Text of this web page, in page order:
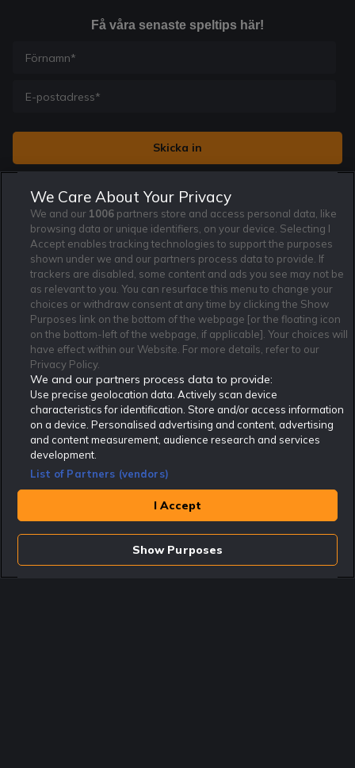
Få våra senaste speltips här!
Jag vill få nyhetsbrev från Rekatochklart och jag är 18+. Regler
och villkor gäller. *
Rekatochklart.com är Sveriges ledande betting-community. 2017 nominerades
Rekatochklart som en av världens bästa spelinformations-sajter på spelbranschens egen
Oscarsgala EGR Awards.
Rekatochklart är oberoende och ej knutet till något specifikt spelbolag. Här hittar du
speltips, unika insättningsbonusar och erbjudanden från de största och mest seriösa
spelbolagen. En spelbok, spelskola, information om skador och avstängningar samt vårt
populära klotterplank.
Har du några frågor är du välkommen att
kontakta oss
Spela ansvarsfullt. Åldersgränsen för spel är 18+ Har ditt spelande blivit ett
problem? Kontakta stödlinjen på 020-81 91 00. Odds kan ändras. Alla odds var
korrekta vid den tidpunkt de publicerades. Spel utan konto innebär att man
Affiliate Modell
Om Rekatochklart
Kontakta oss
Redaktionen
Ansvarsfullt Spelande
F.A.Q
Nyhetsarkiv
Redaktionell policy
Cookie Policy
Användarvilkor
Integritetspolicy
Rekatochklart shop
We Care About Your Privacy
We and our 1006 partners store and access personal data, like
browsing data or unique identifiers, on your device. Selecting I
Accept enables tracking technologies to support the purposes
shown under we and our partners process data to provide. If
trackers are disabled, some content and ads you see may not be
as relevant to you. You can resurface this menu to change your
choices or withdraw consent at any time by clicking the Show
Purposes link on the bottom of the webpage [or the floating icon
on the bottom-left of the webpage, if applicable]. Your choices will
have effect within our Website. For more details, refer to our
Privacy Policy.
We and our partners process data to provide:
Use precise geolocation data. Actively scan device
characteristics for identification. Store and/or access information
on a device. Personalised advertising and content, advertising
and content measurement, audience research and services
development.
List of Partners (vendors)
I Accept
Show Purposes